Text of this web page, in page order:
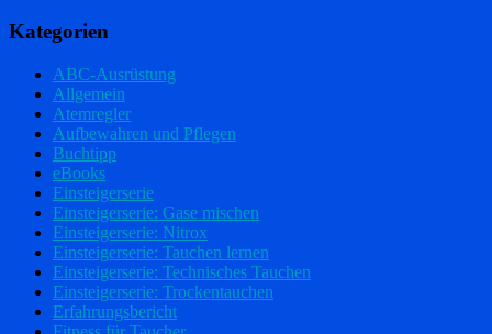
Kategorien
ABC-Ausrüstung
Allgemein
Atemregler
Aufbewahren und Pflegen
Buchtipp
eBooks
Einsteigerserie
Einsteigerserie: Gase mischen
Einsteigerserie: Nitrox
Einsteigerserie: Tauchen lernen
Einsteigerserie: Technisches Tauchen
Einsteigerserie: Trockentauchen
Erfahrungsbericht